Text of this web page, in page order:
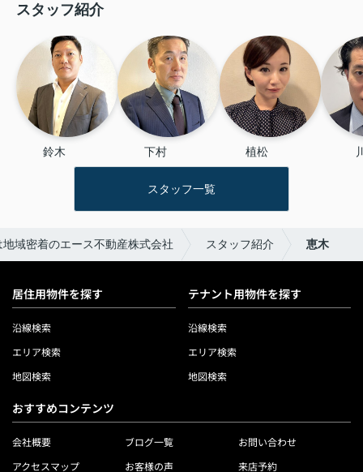
スタッフ紹介
鈴木 下村 植松
スタッフ一覧
域密着のエース不動産株式会社 スタッフ紹介 恵木
居住用物件を探す
沿線検索
エリア検索
地図検索
テナント用物件を探す
沿線検索
エリア検索
地図検索
おすすめコンテンツ
会社概要
アクセスマップ
ブログ一覧
お客様の声
お問い合わせ
来店予約